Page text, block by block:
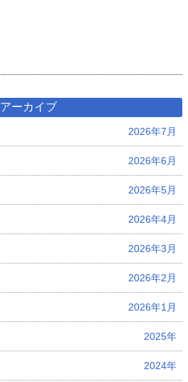
アーカイブ
2026年7月
2026年6月
2026年5月
2026年4月
2026年3月
2026年2月
2026年1月
2025年
2024年